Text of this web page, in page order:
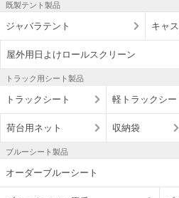
既製テント製品
ジャバラテント キャ
屋外用日よけロールスクリーン
トラック用シート製品
トラックシート 軽トラックシー
荷台用ネット 収納袋
ブルーシート製品
オーダーブルーシート